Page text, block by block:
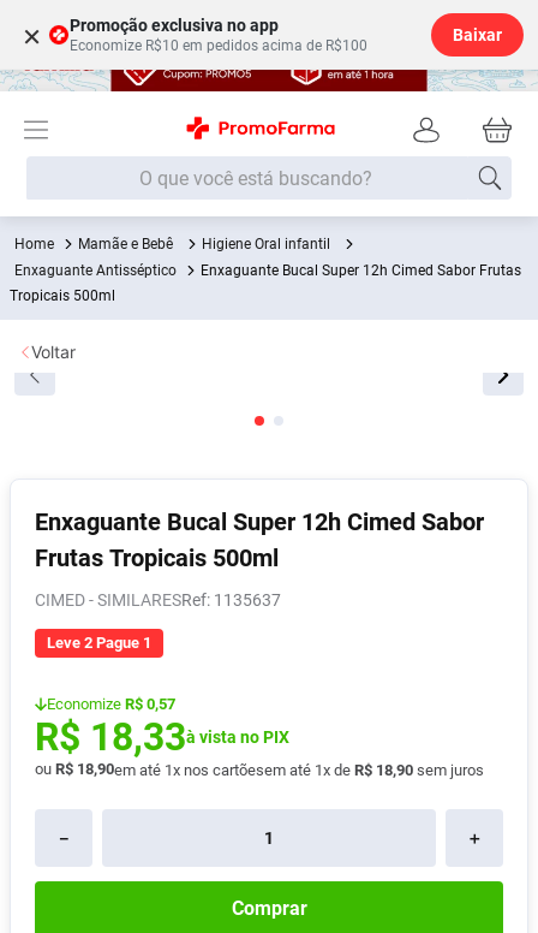
× Promoção exclusiva no app
Economize R$10 em pedidos acima de R$100
Baixar
O que você está buscando?
Mamãe e Bebê
Higiene Oral infantil
Enxaguante Antisséptico
Enxaguante Bucal Super 12h Cimed Sabor Frutas
Tropicais 500ml
Enxaguante Bucal Super 12h Cimed Sabor
Frutas Tropicais 500ml
CIMED - SIMILARES : 1135637
Leve 2 Pague 1
Economize R$ 0,57
R$ 18,33à vista no PIX
ou R$ 18,90em até 1x nos cartõesem até 1x de R$ 18,90 sem juros
＋
－
Comprar
Voltar
Termos mais buscados
1º Fralda
7º Shampoo
8º Absorvente
9º Pampers Confort Sec
10º Lavitan